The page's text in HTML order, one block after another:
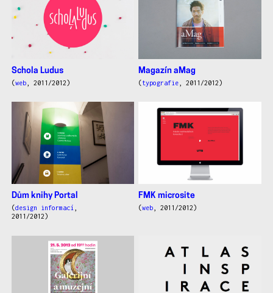
Schola Ludus
(web, 2011/2012)
Magazín aMag
(typografie , 2011/2012)
Dům knihy Portal
(design informací
2011/2012)
FMK microsite
(web , 2011/2012)